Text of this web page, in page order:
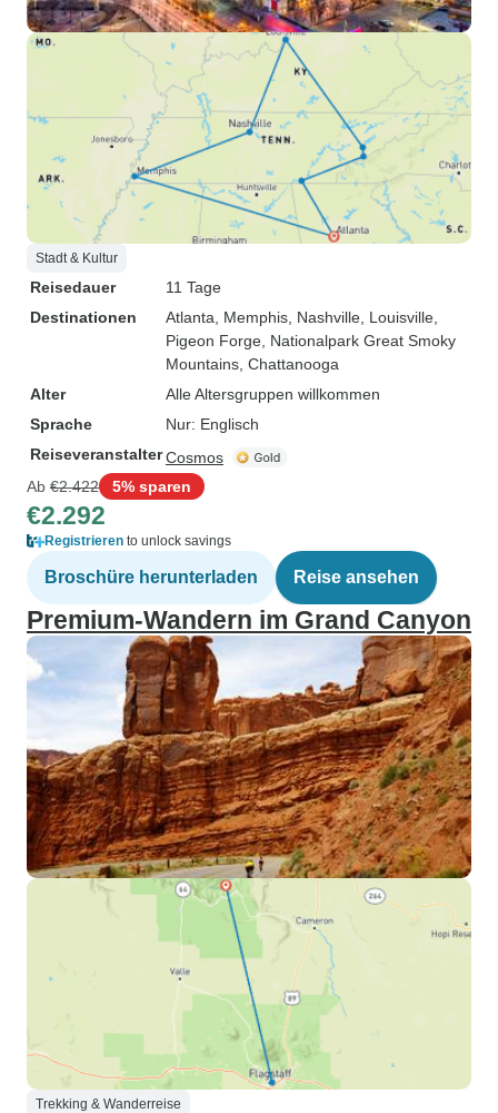
Stadt & Kultur
Reisedauer
11 Tage
Destinationen
Atlanta , Memphis , Nashville , Louisville
Pigeon Forge , Nationalpark Great Smoky
Mountains , Chattanooga
Alter
Alle Altersgruppen willkommen
Sprache
Nur: Englisch
ReiseveranstalterCosmos
Ab €2.422 5% sparen
€2.292
Registrieren to unlock savings
Broschüre herunterladen Reise ansehen
Premium-Wandern im Grand Canyon
Trekking & Wanderreise